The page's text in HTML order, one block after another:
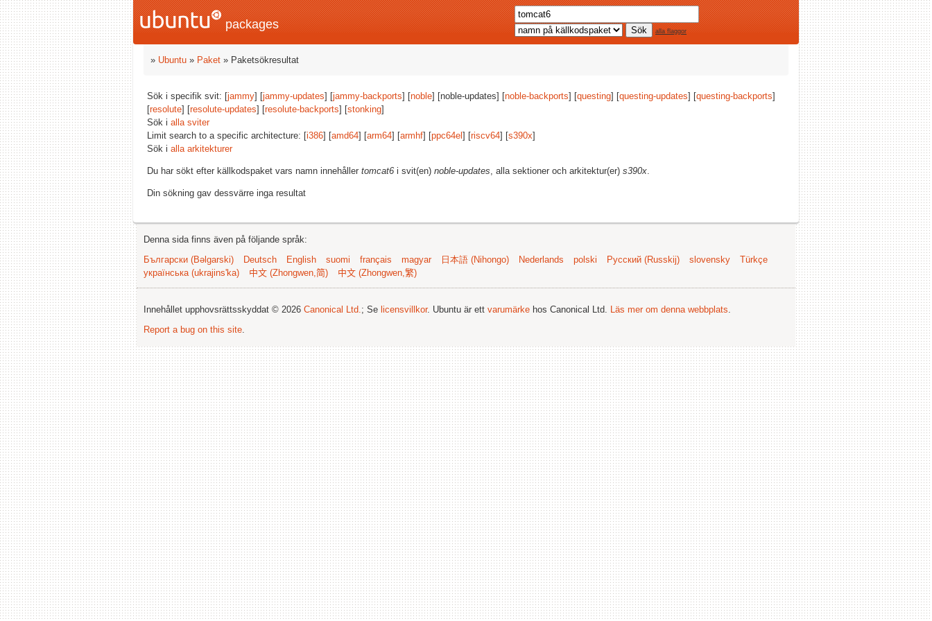
packages alla flaggor
» Ubuntu » Paket » Paketsökresultat
Sök i specifik svit: [jammy] [jammy-updates] [jammy-backports] [noble] [noble-updates] [noble-backports] [questing] [questing-updates] [questing-backports]
[resolute] [resolute-updates] [resolute-backports] [stonking]
Sök i alla sviter
Limit search to a specific architecture: [i386] [amd64] [arm64] [armhf] [ppc64el ] [riscv64] [s390x]
Sök i alla arkitekturer
Du har sökt efter källkodspaket vars namn innehåller tomcat6 i svit(en) noble-updates, alla sektioner och arkitektur(er) s390x.
Din sökning gav dessvärre inga resultat
Denna sida finns även på följande språk:
Български (Bəlgarski)
Deutsch English suomi français magyar 日本語 (Nihongo) Nederlands polski Русский (Russkij) slovensky
Türkçe
українська (ukrajins'ka)
中文 (Zhongwen,简) 中文 (Zhongwen,繁)
Innehållet upphovsrättsskyddat © 2026 Canonical Ltd.; Se licensvillkor. Ubuntu är ett varumärke hos Canonical Ltd. Läs mer om denna webbplats.
Report a bug on this site.